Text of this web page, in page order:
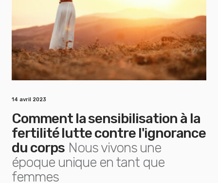
14 avril 2023
Comment la sensibilisation à la
fertilité lutte contre l'ignorance
du corps Nous vivons une
époque unique en tant que
femmes